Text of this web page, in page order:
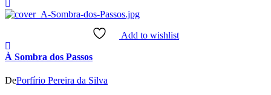
Add to wishlist
À Sombra dos Passos
DePorfírio Pereira da Silva